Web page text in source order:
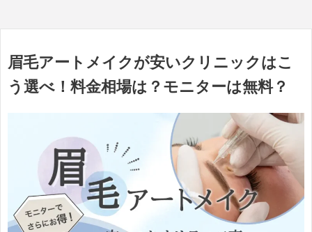
眉毛アートメイクが安いクリニックはこ
う選べ！料金相場は？モニターは無料？